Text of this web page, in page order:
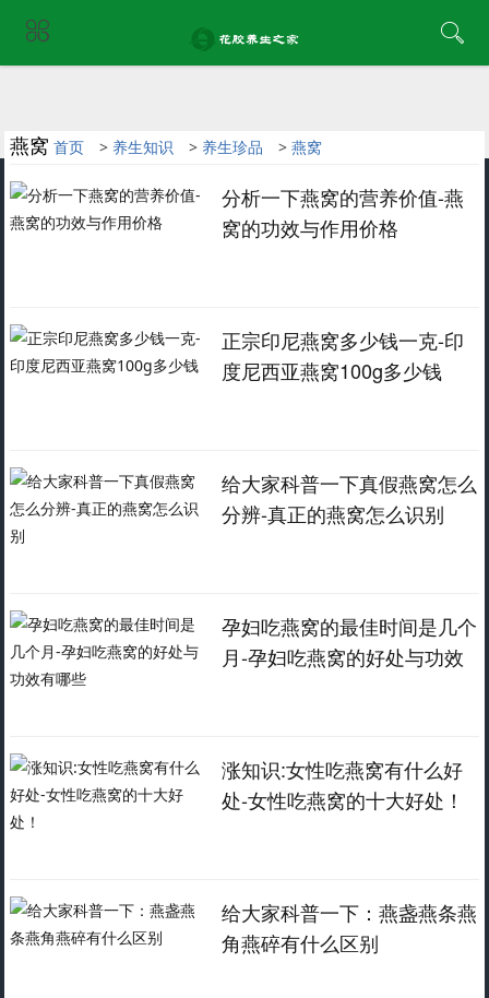
燕窝 首页 > 养生知识 > 养生珍品 >燕窝
分析一下燕窝的营养价值-燕
窝的功效与作用价格
正宗印尼燕窝多少钱一克-印
度尼西亚燕窝100g多少钱
给大家科普一下真假燕窝怎么
分辨-真正的燕窝怎么识别
孕妇吃燕窝的最佳时间是几个
月-孕妇吃燕窝的好处与功效
涨知识:女性吃燕窝有什么好
处-女性吃燕窝的十大好处！
给大家科普一下：燕盏燕条燕
角燕碎有什么区别